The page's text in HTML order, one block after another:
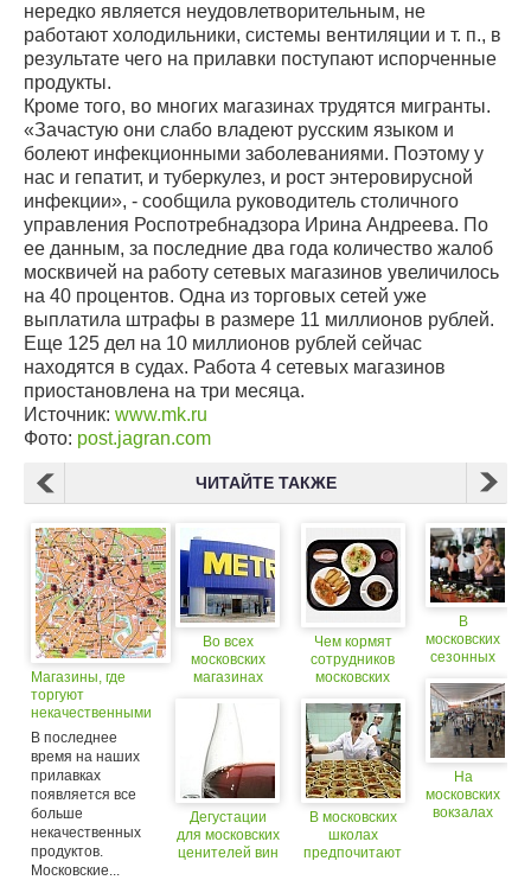
нередко является неудовлетворительным, не
работают холодильники, системы вентиляции и т. п., в
результате чего на прилавки поступают испорченные
продукты.
Кроме того, во многих магазинах трудятся мигранты.
«Зачастую они слабо владеют русским языком и
болеют инфекционными заболеваниями. Поэтому у
нас и гепатит, и туберкулез, и рост энтеровирусной
инфекции», - сообщила руководитель столичного
управления Роспотребнадзора Ирина Андреева. По
ее данным, за последние два года количество жалоб
москвичей на работу сетевых магазинов увеличилось
на 40 процентов. Одна из торговых сетей уже
выплатила штрафы в размере 11 миллионов рублей.
Еще 125 дел на 10 миллионов рублей сейчас
находятся в судах. Работа 4 сетевых магазинов
приостановлена на три месяца.
Источник: www.mk.ru
Фото: post.jagran.com
ЧИТАЙТЕ ТАКЖЕ
Магазины, где
торгуют
некачественными
продуктами, можно
будет найти на
карте
В последнее
время на наших
прилавках
появляется все
больше
некачественных
продуктов.
Московские...
Во всех
московских
магазинах
выявлены
нарушения
Дегустации
для московских
ценителей вин
Чем кормят
сотрудников
московских
В московских
школах
предпочитают
В
московских
сезонных
запретили
продажу
пива. (18+)
На
московских
вокзалах